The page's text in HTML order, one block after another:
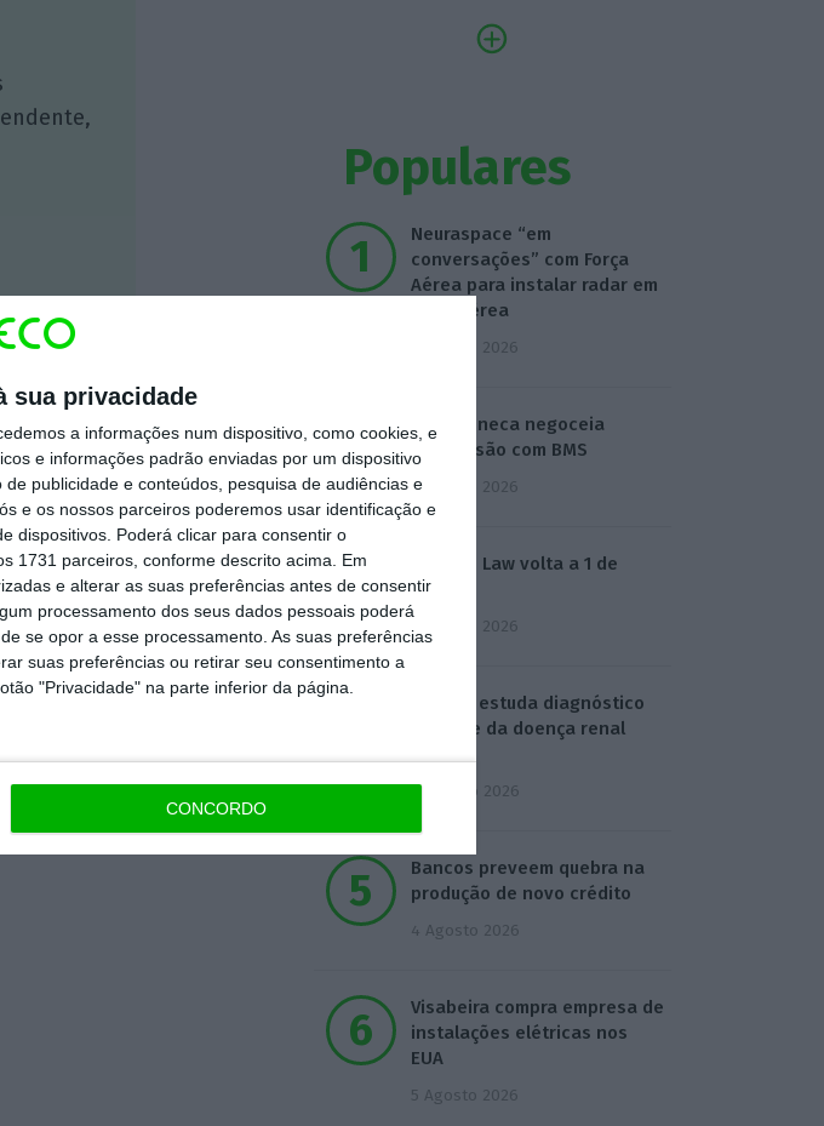
sua privacidade
a informações num dispositivo, como cookies, e
e informações padrão enviadas por um dispositivo
publicidade e conteúdos, pesquisa de audiências e
e os nossos parceiros poderemos usar identificação e
dispositivos. Poderá clicar para consentir o
1731 parceiros, conforme descrito acima. Em
e alterar as suas preferências antes de consentir
processamento dos seus dados pessoais poderá
se opor a esse processamento. As suas preferências
suas preferências ou retirar seu consentimento a
"Privacidade" na parte inferior da página.
CONCORDO
Populares
Neuraspace “em
conversações” com Força
Aérea para instalar radar em
base aérea
5 Agosto 2026
AstraZeneca negoceia
megafusão com BMS
3 Agosto 2026
Rock ‘n’ Law volta a 1 de
outubro
3 Agosto 2026
Projeto estuda diagnóstico
precoce da doença renal
4 Agosto 2026
Bancos preveem quebra na
produção de novo crédito
4 Agosto 2026
Visabeira compra empresa de
instalações elétricas nos
EUA
5 Agosto 2026